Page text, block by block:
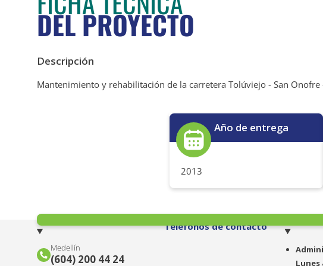
DEL PROYECTO
Descripción
Mantenimiento y rehabilitación de la carretera Tolúviejo - San
Año de entrega
2013
Teléfonos de contacto
Medellín
(604) 200 44 24
Lunes